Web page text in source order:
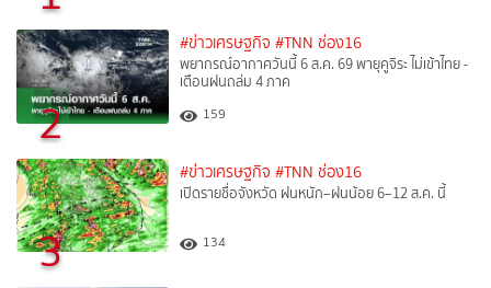
2
#ข่าวเศรษฐกิจ #TNN ช่อง16
พยากรณ์อากาศวันนี้ 6 ส.ค. 69 พายุคูจิระ ไม่เข้าไทย -
เตือนฝนถล่ม 4 ภาค
159
3
#ข่าวเศรษฐกิจ #TNN ช่อง16
เปิดรายชื่อจังหวัด ฝนหนัก–ฝนน้อย 6–12 ส.ค. นี้
134